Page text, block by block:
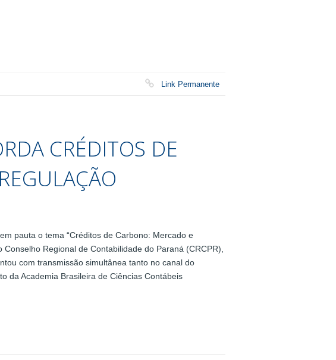
Link Permanente
CRÉDITOS DE
pauta o tema “Créditos de Carbono: Mercado e
Regional de Contabilidade do Paraná (CRCPR),
com transmissão simultânea tanto no canal do
da Academia Brasileira de Ciências Contábeis